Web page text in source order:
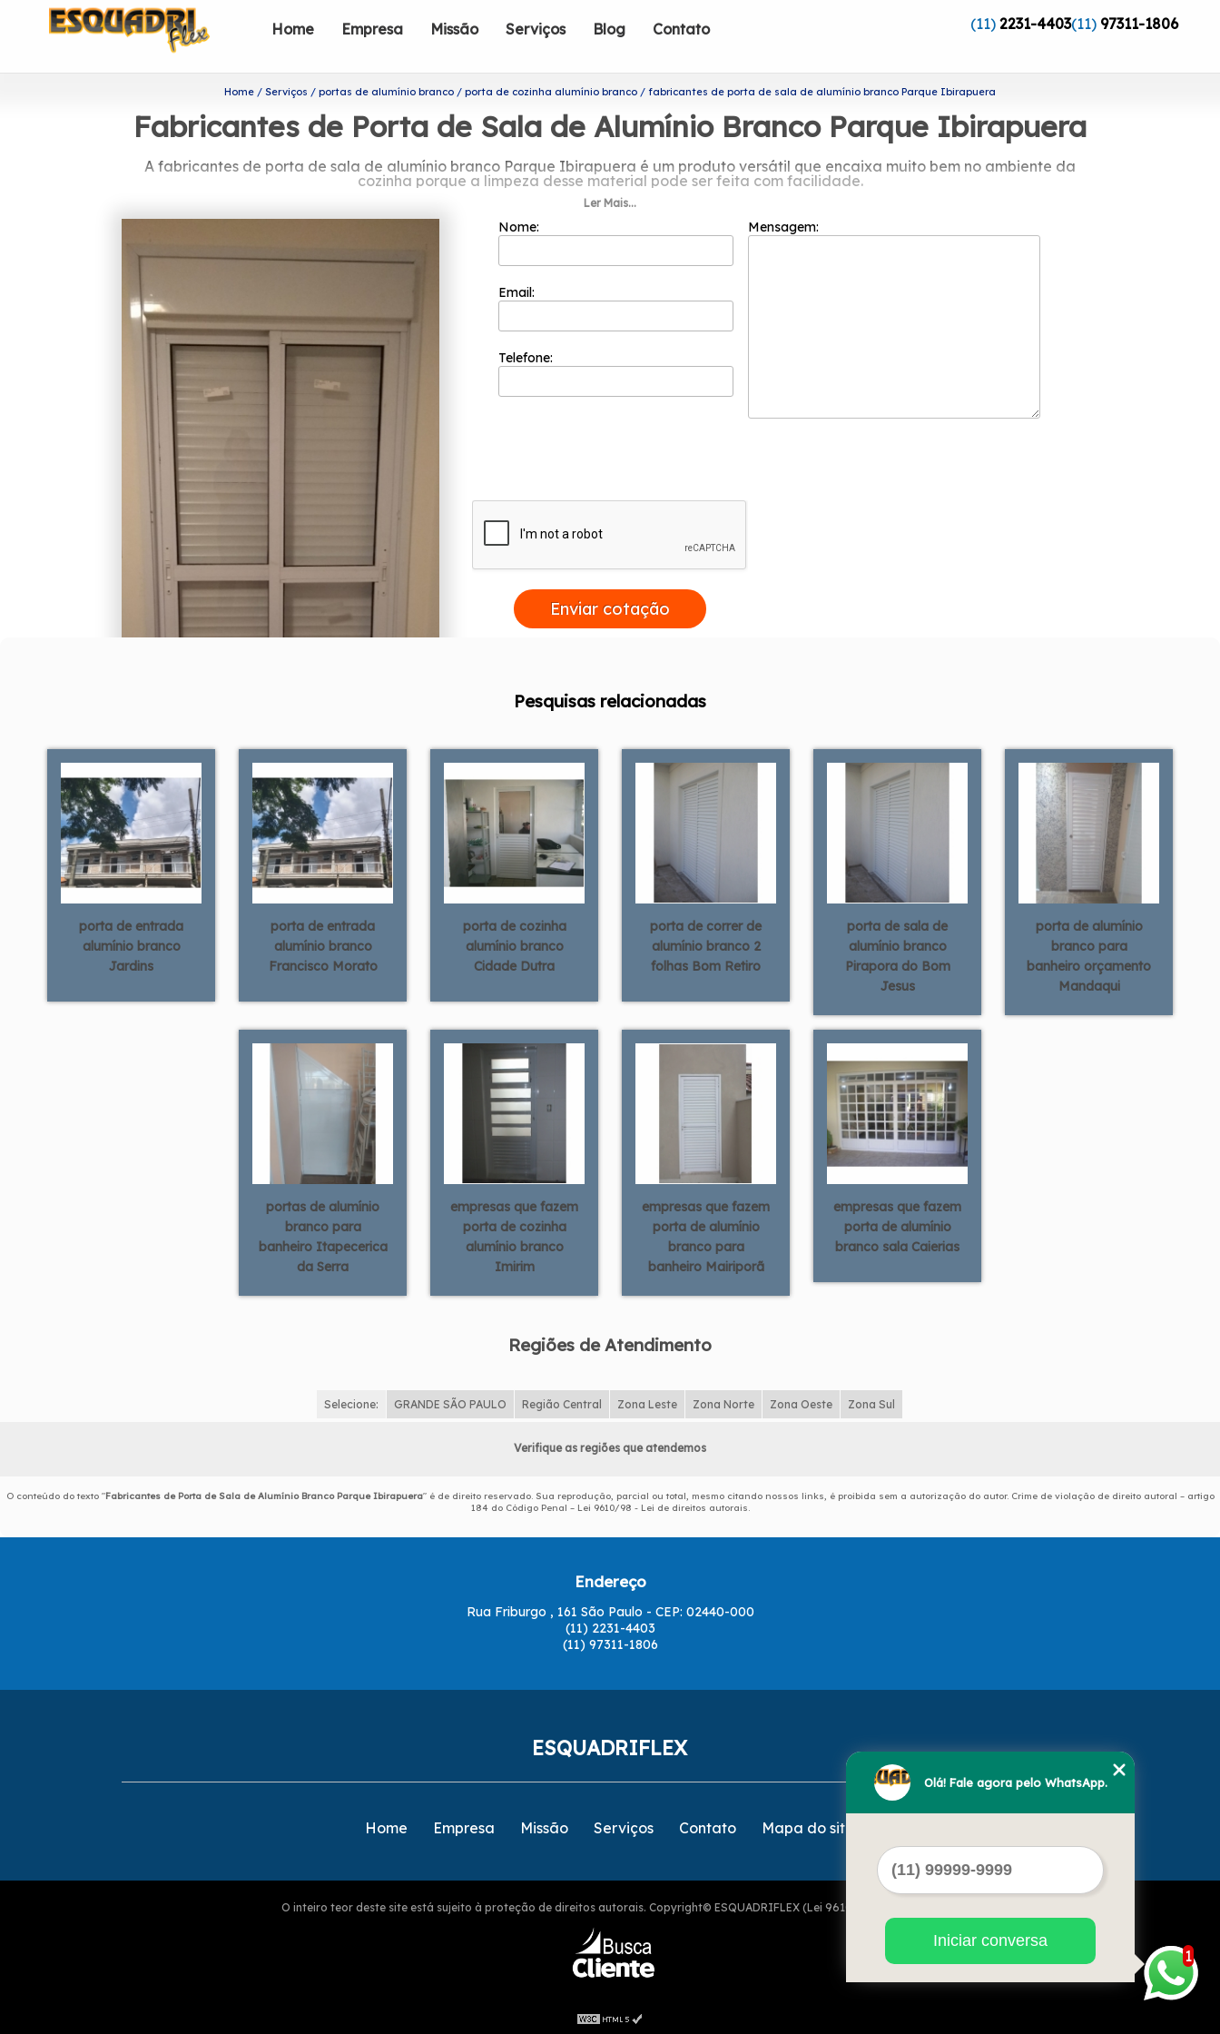
Home Empresa Missão Serviços Blog Contato (11) 2231-4403(11) 97311-1806
Home Serviços portas de alumínio branco porta de cozinha alumínio branco fabricantes de porta de sala de alumínio branco Parque Ibirapuera
Fabricantes de Porta de Sala de Alumínio Branco Parque Ibirapuera
A fabricantes de porta de sala de alumínio branco Parque Ibirapuera é um produto versátil que encaixa muito bem no ambiente da
cozinha porque a limpeza desse material pode ser feita com facilidade.
Quer conhecer fabricantes de porta de sala de alumínio branco Parque Ibirapuera?
Com uma equipe de profissionais formada somente por colaboradores competentes que buscam a total satisfação do cliente em cada
pedido e a maior inovação e evolução dos processos, a Esquadriflex teve a sua fundação em 2002 e já é uma das empresas mais bem
cotadas do segmento de esquadrias.
Querendo encontrar fabricantes de porta de sala de alumínio branco Parque Ibirapuera? A Esquadriflex oferece os melhores soluções do
segmento de esquadrias. Entre eles, é possível encontrar: Janelas e Portas de Alumínio, Janela em Alumínio Basculante. Fale conosco e
solicite já o que precisa com toda a qualidade necessária, estamos a disposição.
Ler Mais...
Nome:
Email:
Telefone:
Mensagem:
Enviar cotação
Pesquisas relacionadas
porta de entrada
alumínio branco
Jardins
porta de entrada
alumínio branco
Francisco Morato
porta de cozinha
alumínio branco
Cidade Dutra
porta de correr de
alumínio branco 2
folhas Bom Retiro
porta de sala de
alumínio branco
Pirapora do Bom
Jesus
porta de alumínio
branco para
banheiro orçamento
Mandaqui
portas de alumínio
branco para
banheiro Itapecerica
da Serra
empresas que fazem
porta de cozinha
alumínio branco
Imirim
empresas que fazem
porta de alumínio
branco para
banheiro Mairiporã
empresas que fazem
porta de alumínio
branco sala Caierias
Regiões de Atendimento
Selecione: GRANDE SÃO PAULO Região Central Zona Leste Zona Norte Zona Oeste Zona Sul
Verifique as regiões que atendemos
O conteúdo do texto "Fabricantes de Porta de Sala de Alumínio Branco Parque Ibirapuera" é de direito reservado. Sua reprodução, parcial ou total, mesmo citando nossos links, é proibida sem a autorização do autor. Crime de violação de direito autoral – artigo
184 do Código Penal – Lei 9610/98 - Lei de direitos autorais.
Endereço
Rua Friburgo , 161 São Paulo - CEP: 02440-000
(11) 2231-4403
(11) 97311-1806
ESQUADRIFLEX
Home Empresa Missão Serviços Contato Mapa do site
O inteiro teor deste site está sujeito à proteção de direitos autorais. Copyright© ESQUADRIFLEX (Lei 9610 de 19/02/1998)
1
Olá! Fale agora pelo WhatsApp.
Iniciar conversa